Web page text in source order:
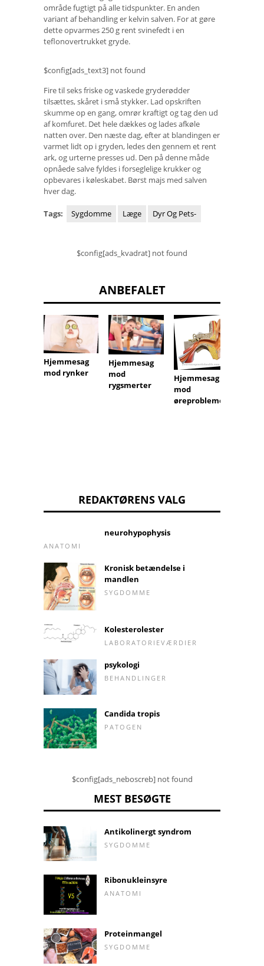
område fugtigt på alle tidspunkter. En anden
variant af behandling er kelvin salven. For at gøre
dette opvarmes 250 g rent svinefedt i en
teflonovertrukket gryde.
$config[ads_text3] not found
Fire til seks friske og vaskede gryderødder
tilsættes, skåret i små stykker. Lad opskriften
skumme op en gang, omrør kraftigt og tag den ud
af komfuret. Det hele dækkes og lades afkøle
natten over. Den næste dag, efter at blandingen er
varmet lidt op i gryden, ledes den gennem et rent
ark, og urterne presses ud. Den på denne måde
opnåede salve fyldes i forseglelige krukker og
opbevares i køleskabet. Børst majs med salven
hver dag.
Tags: Sygdomme Læge Dyr Og Pets-
$config[ads_kvadrat] not found
ANBEFALET
Hjemmesag
mod rynker
Hjemmesag
mod
rygsmerter
Hjemmesag
mod
øreproblemer
REDAKTØRENS VALG
neurohypophysis
ANATOMI
Kronisk betændelse i
mandlen
SYGDOMME
Kolesterolester
LABORATORIEVÆRDIER
psykologi
BEHANDLINGER
Candida tropis
PATOGEN
$config[ads_neboscreb] not found
MEST BESØGTE
Antikolinergt syndrom
SYGDOMME
Ribonukleinsyre
ANATOMI
Proteinmangel
SYGDOMME